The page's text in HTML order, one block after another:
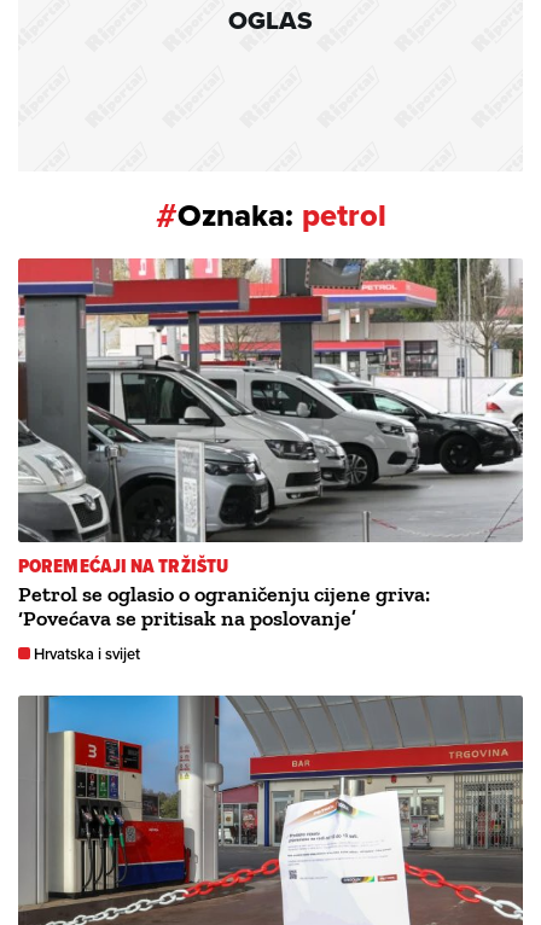
OGLAS
#Oznaka: petrol
POREMEĆAJI NA TRŽIŠTU
Petrol se oglasio o ograničenju cijene griva:
‘Povećava se pritisak na poslovanje’
Hrvatska i svijet